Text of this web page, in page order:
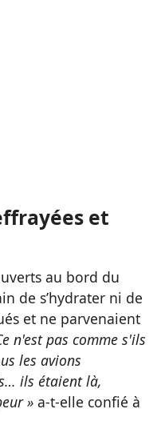
et
au bord du
de s’hydrater ni de
et ne parvenaient
n'est pas comme s'ils
les avions
ils étaient là,
» a-t-elle confié à